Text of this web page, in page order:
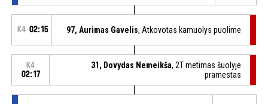
K4 02:15 97, Aurimas Gavelis, Atkovotas kamuolys puolime
K4
02:17
31, Dovydas Nemeikša, 2T metimas šuolyje
pramestas